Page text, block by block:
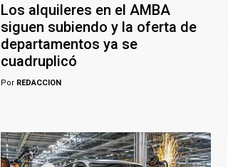
Los alquileres en el AMBA
siguen subiendo y la oferta de
departamentos ya se
cuadruplicó
PorREDACCION